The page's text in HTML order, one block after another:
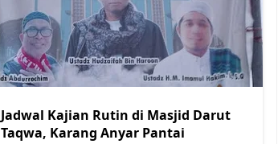
Jadwal Kajian Rutin di Masjid Darut
Taqwa, Karang Anyar Pantai